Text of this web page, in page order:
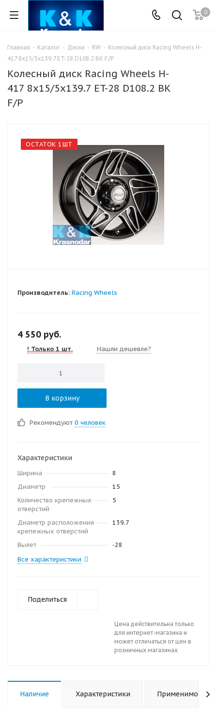
0
Главная - Каталог - Диски - RW - Колесный диск Racing Wheels H-
417 8x15/5x139.7 ET-28 D108.2 BK F/P
Колесный диск Racing Wheels H-
417 8x15/5x139.7 ET-28 D108.2 BK
F/P
ОСТАТОК 1ШТ
Производитель: Racing Wheels
4 550 руб.
! Только 1 шт. Нашли дешевле?
В корзину
Рекомендуют 0 человек
Характеристики
Ширина
8
Диаметр
15
Количество крепежных
отверстий
5
Диаметр расположения
крепежных отверстий
139.7
Вылет
-28
Все характеристики
Поделиться
Цена действительна только
для интернет-магазина и
может отличаться от цен в
розничных магазинах
Наличие Характеристики Применимость